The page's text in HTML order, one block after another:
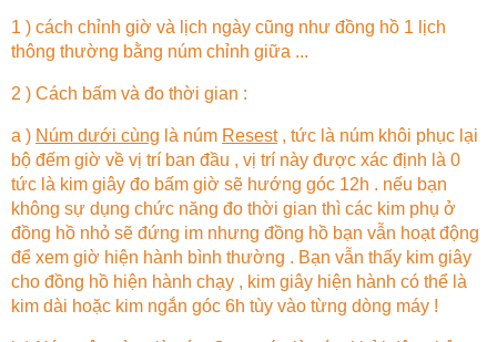
1 ) cách chỉnh giờ và lịch ngày cũng như đồng hồ 1 lịch
thông thường bằng núm chỉnh giữa ...
2 ) Cách bấm và đo thời gian :
a ) Núm dưới cùng là núm Resest, tức là núm khôi phục lại
bộ đếm giờ về vị trí ban đầu , vị trí này được xác định là 0
tức là kim giây đo bấm giờ sẽ hướng góc 12h . nếu bạn
không sự dụng chức năng đo thời gian thì các kim phụ ở
đồng hồ nhỏ sẽ đứng im nhưng đồng hồ bạn vẫn hoạt động
để xem giờ hiện hành bình thường . Bạn vẫn thấy kim giây
cho đồng hồ hiện hành chạy , kim giây hiện hành có thể là
kim dài hoặc kim ngắn góc 6h tùy vào từng dòng máy !